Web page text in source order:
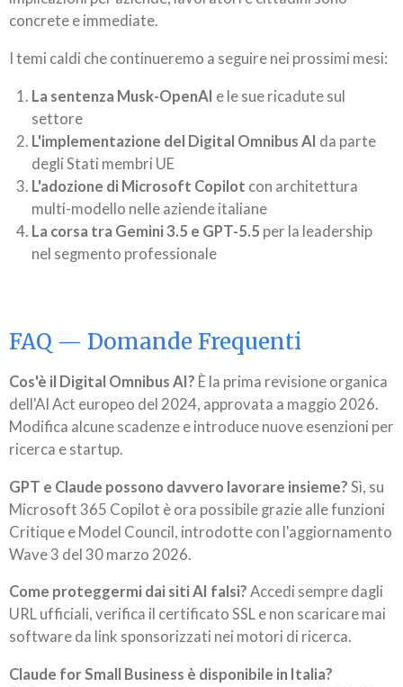
concrete e immediate.
I temi caldi che continueremo a seguire nei prossimi mesi:
La sentenza Musk-OpenAI e le sue ricadute sul
settore
L'implementazione del Digital Omnibus AI da parte
degli Stati membri UE
L'adozione di Microsoft Copilot con architettura
multi-modello nelle aziende italiane
La corsa tra Gemini 3.5 e GPT-5.5 per la leadership
nel segmento professionale
FAQ — Domande Frequenti
Cos'è il Digital Omnibus AI? È la prima revisione organica
dell'AI Act europeo del 2024, approvata a maggio 2026.
Modifica alcune scadenze e introduce nuove esenzioni per
ricerca e startup.
GPT e Claude possono davvero lavorare insieme? Sì, su
Microsoft 365 Copilot è ora possibile grazie alle funzioni
Critique e Model Council, introdotte con l'aggiornamento
Wave 3 del 30 marzo 2026.
Come proteggermi dai siti AI falsi? Accedi sempre dagli
URL ufficiali, verifica il certificato SSL e non scaricare mai
software da link sponsorizzati nei motori di ricerca.
Claude for Small Business è disponibile in Italia?